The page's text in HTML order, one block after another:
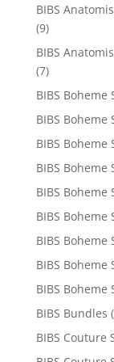
BIBS
(9)
BIBS
(7)
BIBS Boheme
BIBS
BIBS Boheme
BIBS
BIBS Boheme
BIBS Boheme
BIBS
BIBS Boheme
BIBS
BIBS Bundles
BIBS Couture